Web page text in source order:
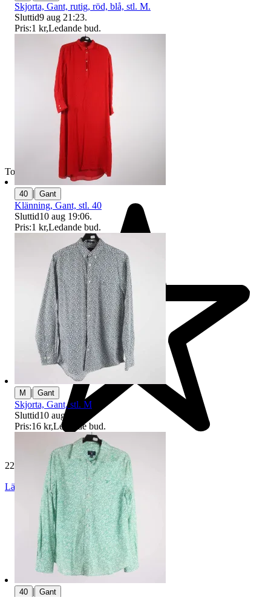
Toppsäljare
229 538 omdömen
Läs omdömen Följ
Skjorta, Gant, rutig, röd, blå, stl. M.
Sluttid9 aug 21:23.
Pris:1 kr,Ledande bud.
40 | Gant
Klänning, Gant, stl. 40
Sluttid10 aug 19:06.
Pris:1 kr,Ledande bud.
M | Gant
Skjorta, Gant, stl. M
Sluttid10 aug 19:48
Pris:16 kr,Ledande bud.
40 | Gant